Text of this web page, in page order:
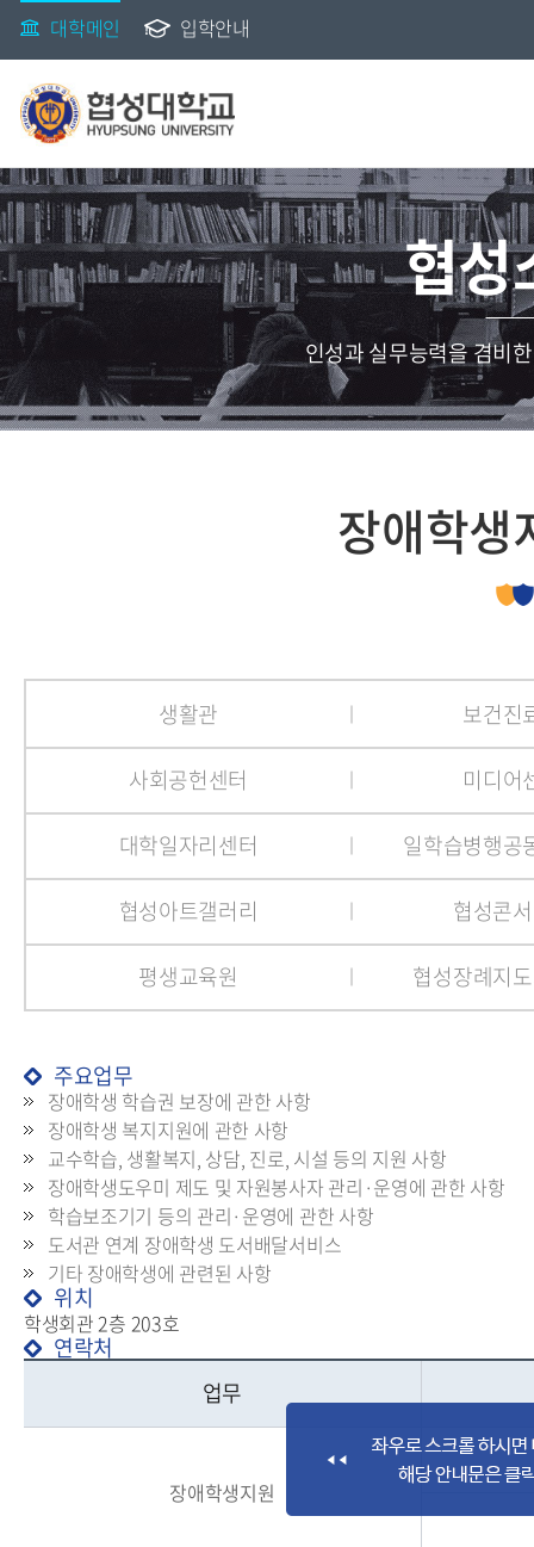
대학메인 입학안내
협성
인성과 실무능력을 겸비
장애학생
생활관 보건진
사회공헌센터 미디어
대학일자리센터 일학습병행공
협성아트갤러리 협성콘
평생교육원 협성장례지
주요업무
장애학생 학습권 보장에 관한 사항
장애학생 복지지원에 관한 사항
교수학습, 생활복지, 상담, 진로, 시설 등의 지원 사항
장애학생도우미 제도 및 자원봉사자 관리·운영에 관한 사항
학습보조기기 등의 관리·운영에 관한 사항
도서관 연계 장애학생 도서배달서비스
기타 장애학생에 관련된 사항
위치
학생회관 2층 203호
연락처
업무
장애학생지원